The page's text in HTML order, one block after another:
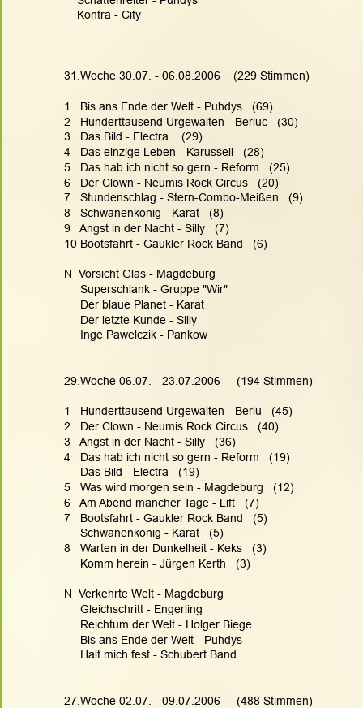
    Kontra - City
31.Woche 30.07. - 06.08.2006    (229 Stimmen)
1   Bis ans Ende der Welt - Puhdys   (69)
2   Hunderttausend Urgewalten - Berluc   (30)
3   Das Bild - Electra    (29)
4   Das einzige Leben - Karussell   (28)
5   Das hab ich nicht so gern - Reform   (25)
6   Der Clown - Neumis Rock Circus   (20)
7   Stundenschlag - Stern-Combo-Meißen   (9)
8   Schwanenkönig - Karat   (8)
9   Angst in der Nacht - Silly   (7)
10 Bootsfahrt - Gaukler Rock Band   (6)
N  Vorsicht Glas - Magdeburg
     Superschlank - Gruppe "Wir"
     Der blaue Planet - Karat
     Der letzte Kunde - Silly
     Inge Pawelczik - Pankow
29.Woche 06.07. - 23.07.2006     (194 Stimmen)
1   Hunderttausend Urgewalten - Berlu   (45)
2   Der Clown - Neumis Rock Circus   (40)
3   Angst in der Nacht - Silly   (36)
4   Das hab ich nicht so gern - Reform   (19)
     Das Bild - Electra   (19)
5   Was wird morgen sein - Magdeburg   (12)
6   Am Abend mancher Tage - Lift   (7)
7   Bootsfahrt - Gaukler Rock Band   (5)
     Schwanenkönig - Karat   (5)
8   Warten in der Dunkelheit - Keks   (3)
     Komm herein - Jürgen Kerth   (3)
N  Verkehrte Welt - Magdeburg
     Gleichschritt - Engerling
     Reichtum der Welt - Holger Biege
     Bis ans Ende der Welt - Puhdys
     Halt mich fest - Schubert Band
27.Woche 02.07. - 09.07.2006     (488 Stimmen)